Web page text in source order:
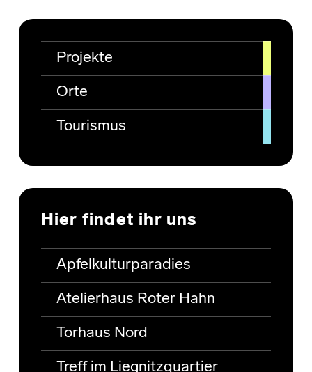
Projekte
Orte
Tourismus
Hier findet ihr uns
Apfelkulturparadies
Atelierhaus Roter Hahn
Torhaus Nord
Treff im Liegnitzquartier